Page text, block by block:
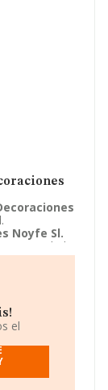
Noyfe Sl.
1, Madrid,
- Otras
Noyfe Sl.
a un rango
el